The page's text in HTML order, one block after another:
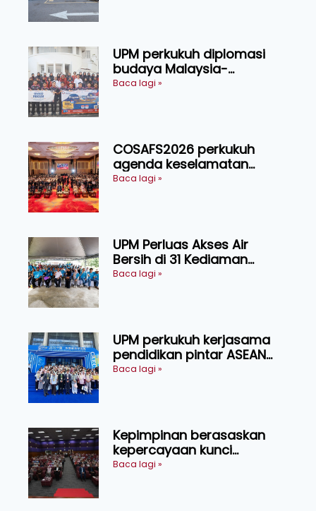
UPM perkukuh diplomasi
budaya Malaysia-
Indonesia melalui Narasi
Baca lagi »
COSAFS2026 perkukuh
agenda keselamatan
makanan, AgriHub pacu
Baca lagi »
UPM Perluas Akses Air
Bersih di 31 Kediaman
Orang Asli Tasik Chini
Baca lagi »
UPM perkukuh kerjasama
pendidikan pintar ASEAN
menerusi lawatan rasmi ke
Baca lagi »
Kepimpinan berasaskan
kepercayaan kunci
kecemerlangan institusi -
Baca lagi »